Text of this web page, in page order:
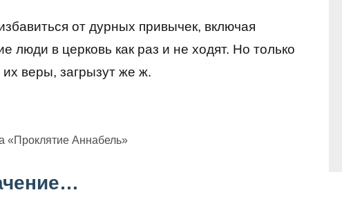
от дурных привычек, включая
люди в церковь как раз и не ходят. Но только
их веры, загрызут же ж.
«Проклятие Аннабель»